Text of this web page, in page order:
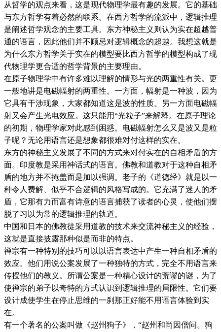
从哲学的观点来看，这是现代物理学最有趣的发展。它的基础
与东方哲学有着必然的联系。在西方哲学的流派中，逻辑推理
是阐述哲学观念的主要工具。东方神秘主义则认为实在超越普
通的语言，因此他们并不顾忌对逻辑概念的超越。我想这就是
为什么东方哲学关于实在的模型要比西方哲学的模型构成了现
代物理学更合适的哲学背景的主要理由。
在原子物理学中有许多难以理解的情形与光的两重性有关。更
一般地讲是电磁幅射的两重性。一方面，幅射是一种波，因为
它具有干涉现象，大家都知道这是波的性质。另一方面电磁幅
射又会产生光电效应。这只能用“光粒子”来解释。在原子理论
的初期，物理学家对此感到困惑。电磁幅射怎么又是波又是粒
子呢？无论用语言还是想象都很难对付这样的实在。
东方的神秘主义发展了不同的方式来对付实在的自相矛盾的方
面。印度教是采用神话式的语言。佛教和道教对于这种自相矛
盾的地方并不掩盖而是加以强调。老子的《道德经》就是以一
种令人费解、似乎不合逻辑的风格写成的。它充满了迷人的矛
盾，它那有力而富有诗意的语言捕获了读者的心灵，使他们摆
脱了习以为常的逻辑推理的轨道。
中国和日本的佛教徒采用道教的技术来交流神秘主义的经验，
这就是直接披露那种似是而非的特点。
禅宗有一种特别的技巧可以以语言表达中产生一种自相矛盾的
效应。他们用说公案发展了一种独特的方式，完全不用语言来
传授他们的教义。所谓公案是一种精心设计的荒谬的谜，为了
使禅宗的弟子以奇特的方式认识到逻辑推理的局限性。它们要
设计成使学生在停止思维的一刹那正好能不用语言体验到实
在。
有一个著名的公案叫做《赵州狗子》，“赵州和尚因僧问。狗